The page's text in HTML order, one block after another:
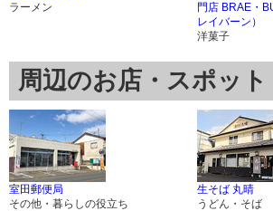
ラーメン
門店 BRAE・
レイバーン）
洋菓子
周辺のお店・スポット
室田郵便局
その他・暮らしの役立ち
生そば 丸晴
うどん・そば